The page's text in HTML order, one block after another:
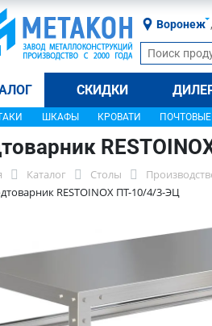
Воронеж
СКИДКИ
ШКАФЫ КРОВАТИ
Каталог Столы
RESTOINOX ПТ-10/4/3-ЭЦ